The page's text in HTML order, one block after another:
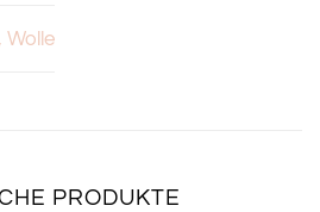
Wolle
PRODUKTE